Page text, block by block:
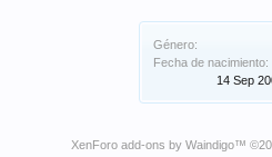
Género:
Fecha de nacimiento:
14 Sep
XenForo add-ons by Waindigo™